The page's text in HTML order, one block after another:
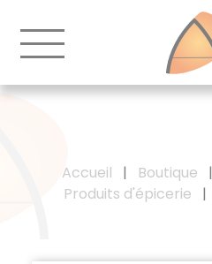
Accueil | Boutique |
Produits d'épicerie
|